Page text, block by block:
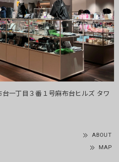
台一丁目３番１号麻布台ヒルズ タワ
ABOUT
MAP